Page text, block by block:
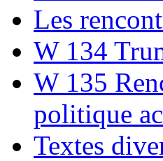
Les
W 134
W 135
politique
Textes